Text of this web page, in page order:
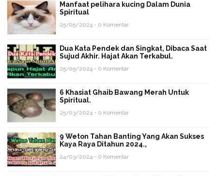
Manfaat pelihara kucing Dalam Dunia
Spiritual
25/05/2024 - 0 Komentar
Dua Kata Pendek dan Singkat, Dibaca Saat
Sujud Akhir. Hajat Akan Terkabul.
25/05/2024 - 0 Komentar
6 Khasiat Ghaib Bawang Merah Untuk
Spiritual.
25/03/2024 - 0 Komentar
9 Weton Tahan Banting Yang Akan Sukses
Kaya Raya Ditahun 2024.,
24/03/2024 - 0 Komentar